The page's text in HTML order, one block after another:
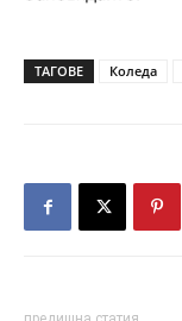
ТАГОВЕ Коледа